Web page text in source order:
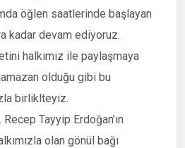
öğlen saatlerinde başlayan
kadar devam ediyoruz.
halkımız ile paylaşmaya
olduğu gibi bu
birliklteyiz.
Tayyip Erdoğan’ın
olan gönül bağı